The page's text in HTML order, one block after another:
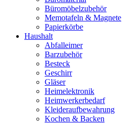
Büromöbelzubehör
Memotafeln & Magnete
Papierkörbe
Haushalt
Abfalleimer
Barzubehör
Besteck
Geschirr
Gläser
Heimelektronik
Heimwerkerbedarf
Kleideraufbewahrung
Kochen & Backen